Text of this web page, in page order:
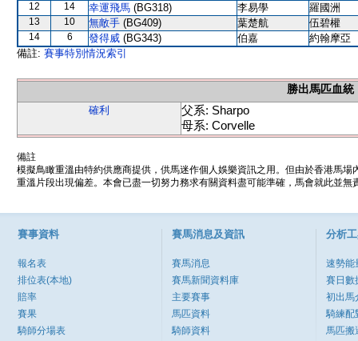
12 14 幸運飛馬 (BG318) 李易學 羅國洲
13 10 無敵手 (BG409) 葉楚航 伍碧權
14 6 發得威 (BG343) 伯嘉
約翰摩亞
備註: 賽事特別情況索引
勝出馬匹血統
確利
父系: Sharpo
母系: Corvelle
備註
模擬鳥瞰重溫由特約供應商提供，供馬迷作個人娛樂資訊之用。但由於香港馬
重溫片段出現偏差。本會已盡一切努力務求有關資料盡可能準確，馬會就此並
賽事資料
報名表
排位表(本地)
賠率
賽果
騎師分場表
賽馬消息及資訊
賽馬消息
賽馬新聞資料庫
主要賽事
馬匹資料
騎師資料
分析
速勢能
賽日數
初出馬
騎練配
馬匹搬